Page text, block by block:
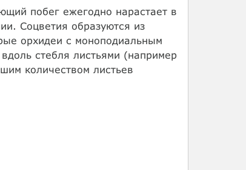
побег ежегодно нарастает в
Соцветия образуются из
орхидеи с моноподиальным
стебля листьями (например
количеством листьев